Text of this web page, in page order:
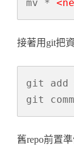
mv *
接著用git把
git add
git
舊repo前置